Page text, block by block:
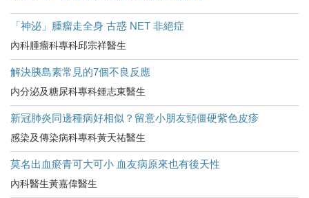
「神泌」腫瘤走全身 古惑 NET 非絕症
內科腫瘤科專科邱宗祥醫生
解決胰島素常見的7個不良反應
内分泌及糖尿科專科鍾志東醫生
新冠肺炎同邊種病好相似？留意小朋友頸僵硬紫色皮疹
感染及傳染病科專科黃天祐醫生
莫名出血瘀青可大可小 血友病原來也有後天性
內科醫生黃嘉偉醫生